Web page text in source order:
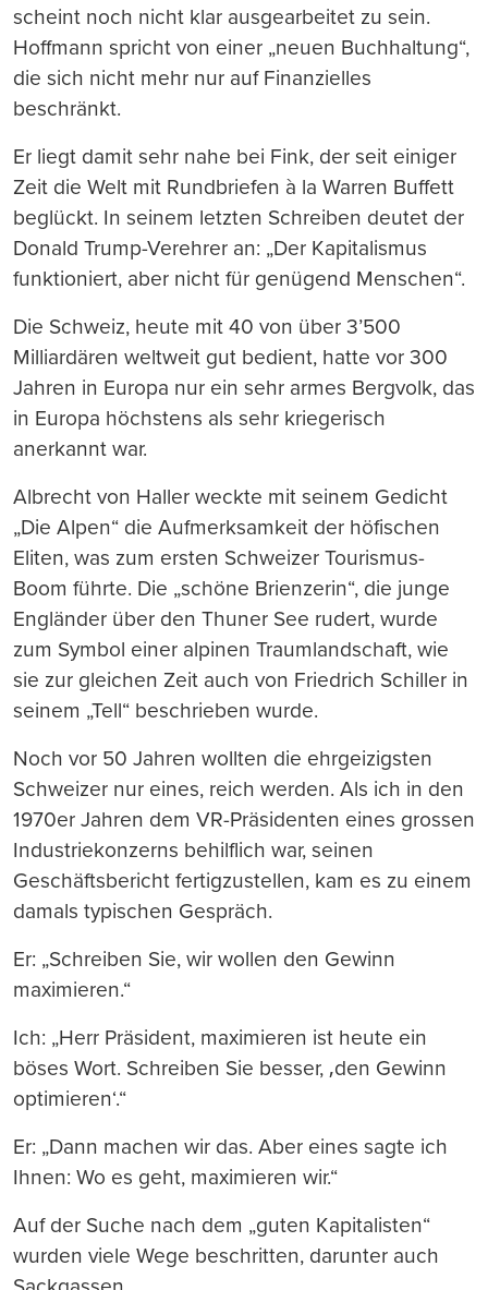
scheint noch nicht klar ausgearbeitet zu sein.
Hoffmann spricht von einer „neuen Buchhaltung“,
die sich nicht mehr nur auf Finanzielles
beschränkt.
Er liegt damit sehr nahe bei Fink, der seit einiger
Zeit die Welt mit Rundbriefen à la Warren Buffett
beglückt. In seinem letzten Schreiben deutet der
Donald Trump-Verehrer an: „Der Kapitalismus
funktioniert, aber nicht für genügend Menschen“.
Die Schweiz, heute mit 40 von über 3’500
Milliardären weltweit gut bedient, hatte vor 300
Jahren in Europa nur ein sehr armes Bergvolk, das
in Europa höchstens als sehr kriegerisch
anerkannt war.
Albrecht von Haller weckte mit seinem Gedicht
„Die Alpen“ die Aufmerksamkeit der höfischen
Eliten, was zum ersten Schweizer Tourismus-
Boom führte. Die „schöne Brienzerin“, die junge
Engländer über den Thuner See rudert, wurde
zum Symbol einer alpinen Traumlandschaft, wie
sie zur gleichen Zeit auch von Friedrich Schiller in
seinem „Tell“ beschrieben wurde.
Noch vor 50 Jahren wollten die ehrgeizigsten
Schweizer nur eines, reich werden. Als ich in den
1970er Jahren dem VR-Präsidenten eines grossen
Industriekonzerns behilflich war, seinen
Geschäftsbericht fertigzustellen, kam es zu einem
damals typischen Gespräch.
Er: „Schreiben Sie, wir wollen den Gewinn
maximieren.“
Ich: „Herr Präsident, maximieren ist heute ein
böses Wort. Schreiben Sie besser, ‚den Gewinn
optimieren‘.“
Er: „Dann machen wir das. Aber eines sagte ich
Ihnen: Wo es geht, maximieren wir.“
Auf der Suche nach dem „guten Kapitalisten“
wurden viele Wege beschritten, darunter auch